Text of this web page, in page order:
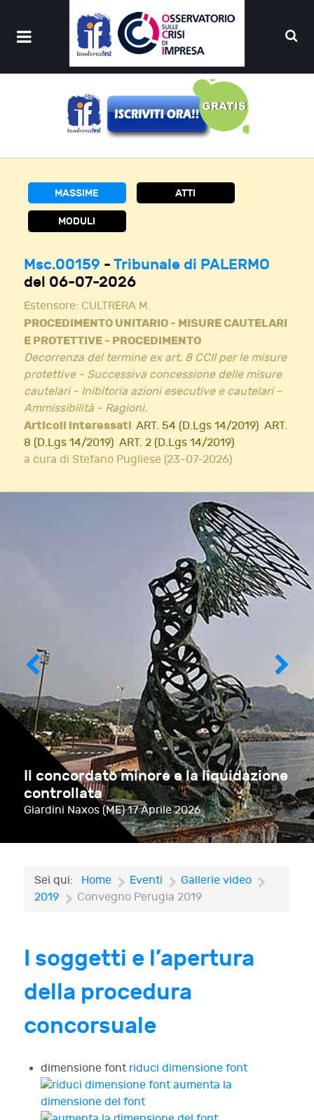
MASSIME ATTI
MODULI
Msc.00159 - Tribunale di PALERMO
del 06-07-2026
Estensore: CULTRERA M.
PROCEDIMENTO UNITARIO - MISURE CAUTELARI
E PROTETTIVE - PROCEDIMENTO
Decorrenza del termine ex art. 8 CCII per le misure
protettive - Successiva concessione delle misure
cautelari - Inibitoria azioni esecutive e cautelari -
Ammissibilità - Ragioni.
Articoli interessati ART. 54 (D.Lgs 14/2019) ART.
8 (D.Lgs 14/2019) ART. 2 (D.Lgs 14/2019)
a cura di Stefano Pugliese (23-07-2026)
Il concordato minore e la liquidazione
controllata
Giardini Naxos (ME) 17 Aprile 2026
Sei qui: Home Eventi
Gallerie video
2019
Convegno Perugia 2019
I soggetti e l’apertura
della procedura
concorsuale
dimensione font riduci dimensione font
aumenta la
dimensione del font